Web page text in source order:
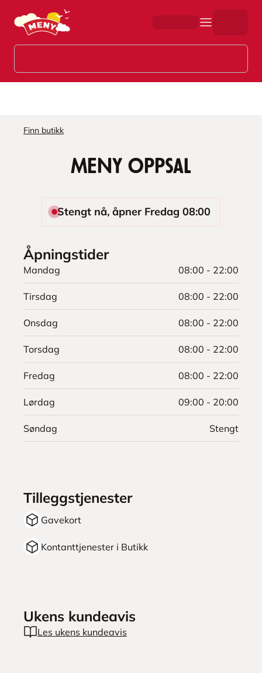
Hopp til hovedinnhold
Finn butikk
MENY Oppsal
Stengt nå, åpner Fredag 08:00
Åpningstider
Mandag 08:00 - 22:00
Tirsdag 08:00 - 22:00
Onsdag 08:00 - 22:00
Torsdag 08:00 - 22:00
Fredag 08:00 - 22:00
Lørdag 09:00 - 20:00
Søndag Stengt
Tilleggstjenester
Gavekort
Kontanttjenester i Butikk
Ukens kundeavis
Les ukens kundeavis